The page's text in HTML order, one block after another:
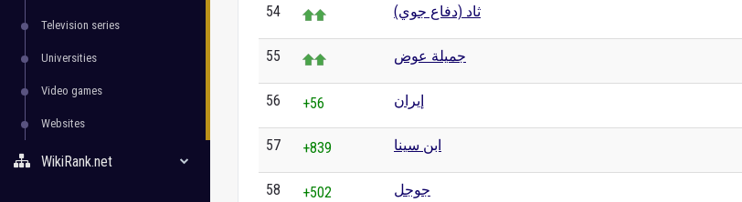
Television series
Universities
Video games
Websites
WikiRank.net
54 ثاد (دفاع جوي)
55 جميلة عوض
56 +56 إيران
57 +839 ابن سينا
58 +502 جوجل